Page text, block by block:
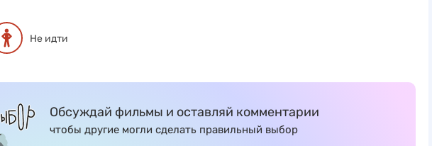
Не идти
Обсуждай фильмы и оставляй комментарии
чтобы другие могли сделать правильный выбор